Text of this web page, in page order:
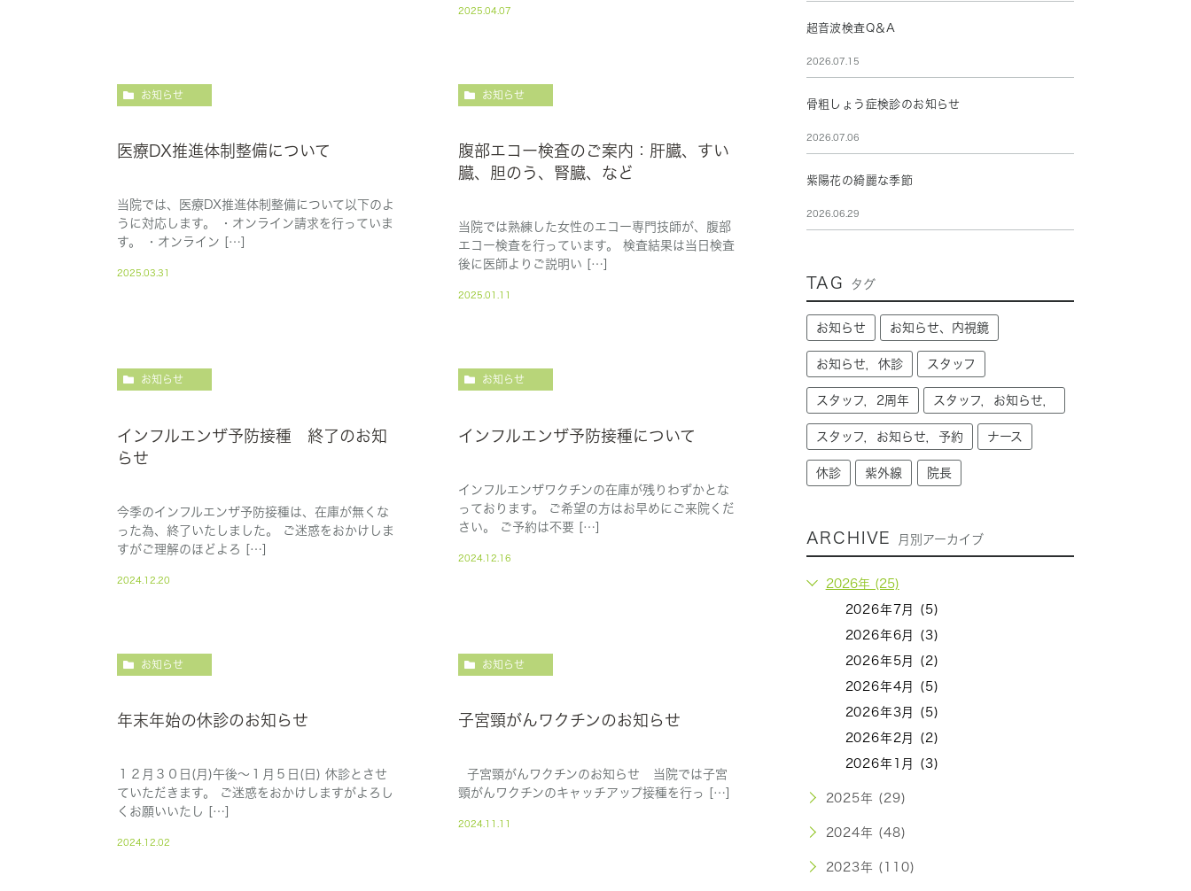
2025.04.07
お知らせ
医療DX推進体制整備について
当院では、医療DX推進体制整備について以下のよ
うに対応します。 ・オンライン請求を行っていま
す。 ・オンライン […]
2025.03.31
お知らせ
腹部エコー検査のご案内：肝臓、すい
臓、胆のう、腎臓、など
当院では熟練した女性のエコー専門技師が、腹部
エコー検査を行っています。 検査結果は当日検査
後に医師よりご説明い […]
2025.01.11
お知らせ
インフルエンザ予防接種 終了のお知
らせ
今季のインフルエンザ予防接種は、在庫が無くな
った為、終了いたしました。 ご迷惑をおかけしま
すがご理解のほどよろ […]
2024.12.20
お知らせ
インフルエンザ予防接種について
インフルエンザワクチンの在庫が残りわずかとな
っております。 ご希望の方はお早めにご来院くだ
さい。 ご予約は不要 […]
2024.12.16
お知らせ
年末年始の休診のお知らせ
１２月３０日(月)午後～１月５日(日) 休診とさせ
ていただきます。 ご迷惑をおかけしますがよろし
くお願いいたし […]
2024.12.02
お知らせ
子宮頸がんワクチンのお知らせ
子宮頸がんワクチンのお知らせ 当院では子宮
頸がんワクチンのキャッチアップ接種を行っ […]
2024.11.11
超音波検査Q＆A
2026.07.15
骨粗しょう症検診のお知らせ
2026.07.06
紫陽花の綺麗な季節
2026.06.29
TAG タグ
お知らせ お知らせ、内視鏡
お知らせ，休診 スタッフ
スタッフ，2周年 スタッフ，お知らせ，
スタッフ，お知らせ，予約 ナース
休診 紫外線 院長
ARCHIVE 月別アーカイブ
2026年 (25)
2026年7月 (5)
2026年6月 (3)
2026年5月 (2)
2026年4月 (5)
2026年3月 (5)
2026年2月 (2)
2026年1月 (3)
2025年 (29)
2024年 (48)
2023年 (110)